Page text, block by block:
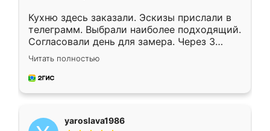
Кухню здесь заказали. Эскизы прислали в
телеграмм. Выбрали наиболее подходящий.
Согласовали день для замера. Через 3
недели кухня была уже готова. Остались
довольны работой. Спасибо Ренессанс
мебель за качественную работу!
Читать полностью
yaroslava1986